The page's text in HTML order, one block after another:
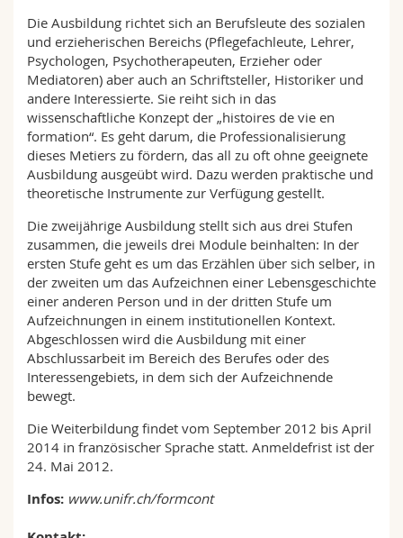
Die Ausbildung richtet sich an Berufsleute des sozialen
und erzieherischen Bereichs (Pflegefachleute, Lehrer,
Psychologen, Psychotherapeuten, Erzieher oder
Mediatoren) aber auch an Schriftsteller, Historiker und
andere Interessierte. Sie reiht sich in das
wissenschaftliche Konzept der „histoires de vie en
formation“. Es geht darum, die Professionalisierung
dieses Metiers zu fördern, das all zu oft ohne geeignete
Ausbildung ausgeübt wird. Dazu werden praktische und
theoretische Instrumente zur Verfügung gestellt.
Die zweijährige Ausbildung stellt sich aus drei Stufen
zusammen, die jeweils drei Module beinhalten: In der
ersten Stufe geht es um das Erzählen über sich selber, in
der zweiten um das Aufzeichnen einer Lebensgeschichte
einer anderen Person und in der dritten Stufe um
Aufzeichnungen in einem institutionellen Kontext.
Abgeschlossen wird die Ausbildung mit einer
Abschlussarbeit im Bereich des Berufes oder des
Interessengebiets, in dem sich der Aufzeichnende
bewegt.
Die Weiterbildung findet vom September 2012 bis April
2014 in französischer Sprache statt. Anmeldefrist ist der
24. Mai 2012.
Infos: www.unifr.ch/formcont